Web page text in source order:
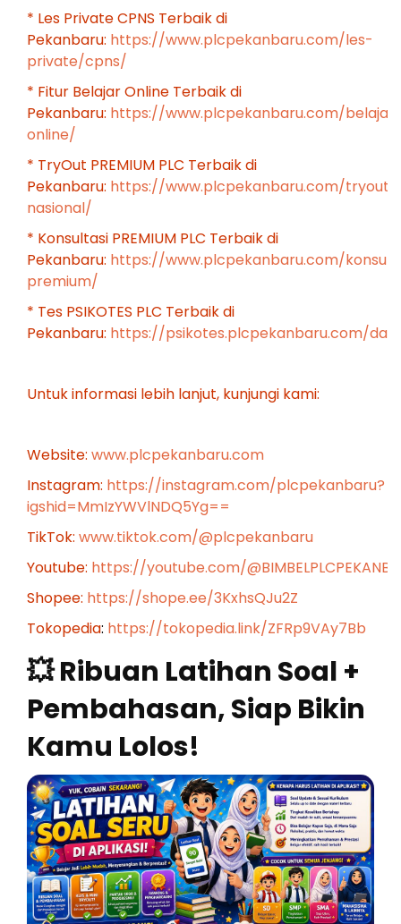
* Les Private CPNS Terbaik di
Pekanbaru: https://www.plcpekanbaru.com/les-
private/cpns/
* Fitur Belajar Online Terbaik di
Pekanbaru: https://www.plcpekanbaru.com/
online/
* TryOut PREMIUM PLC Terbaik di
Pekanbaru: https://www.plcpekanbaru.com/tryout-
nasional/
* Konsultasi PREMIUM PLC Terbaik di
Pekanbaru: https://www.plcpekanbaru.com/
premium/
* Tes PSIKOTES PLC Terbaik di
Pekanbaru: https://psikotes.plcpekanbaru.com/
Untuk informasi lebih lanjut, kunjungi kami:
Website: www.plcpekanbaru.com
Instagram: https://instagram.com/plcpekanbaru?
igshid=MmIzYWVlNDQ5Yg==
TikTok: www.tiktok.com/@plcpekanbaru
Youtube: https://youtube.com/
Shopee: https://shope.ee/3KxhsQJu2Z
Tokopedia: https://tokopedia.link/ZFRp9VAy7Bb
💥 Ribuan Latihan Soal +
Pembahasan, Siap Bikin
Kamu Lolos!